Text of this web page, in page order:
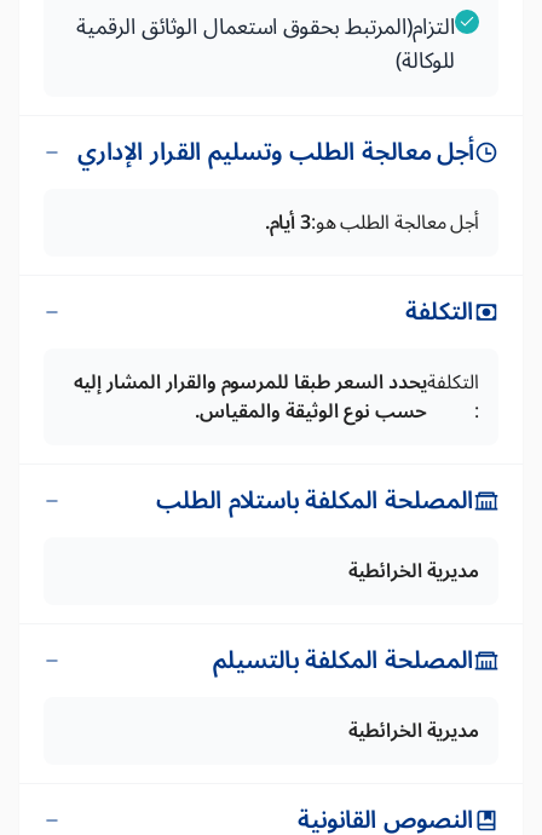
التزام(المرتبط بحقوق استعمال الوثائق الرقمية
للوكالة)
أجل معالجة الطلب وتسليم القرار الإداري
أجل معالجة الطلب هو:3 أيام.
التكلفة
التكلفة
:
يحدد السعر طبقا للمرسوم والقرار المشار إليه
حسب نوع الوثيقة والمقياس.
المصلحة المكلفة باستلام الطلب
مديرية الخرائطية
المصلحة المكلفة بالتسيلم
مديرية الخرائطية
النصوص القانونية